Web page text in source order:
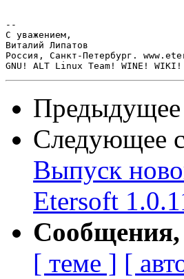
--
С уважением,
Виталий Липатов
Россия, Санкт-Петербург.
Следующее
Выпуск
Etersoft
[ теме ] [